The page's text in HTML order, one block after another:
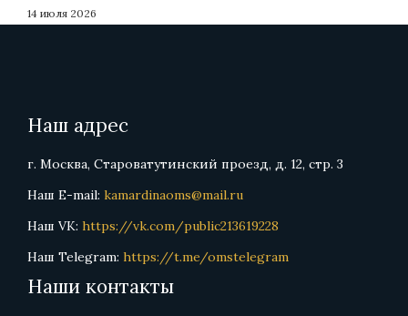
14 июля 2026
Наш адрес
г. Москва, Староватутинский проезд, д. 12, стр. 3
Наш E-mail: kamardinaoms@mail.ru
Наш VK: https://vk.com/public213619228
Наш Telegram: https://t.me/omstelegram
Наши контакты